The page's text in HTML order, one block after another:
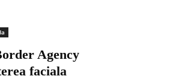
Agency
faciala